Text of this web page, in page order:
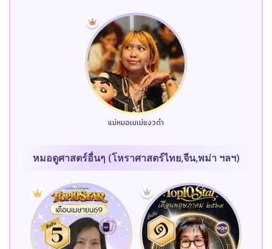
แม่หมอเมเม่แงวดำ
หมอดูศาสตร์อื่นๆ (โหราศาสตร์ไทย,จีน,พม่า ฯลฯ)